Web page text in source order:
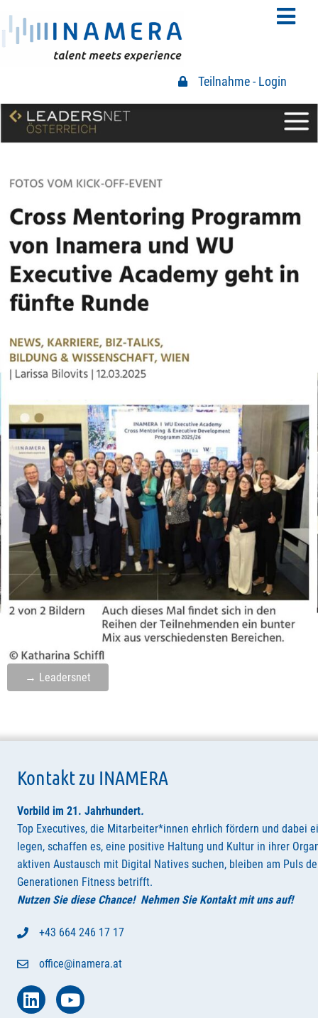
Teilnahme Login
Teilnahme - Login
→ Leadersnet
Kontakt zu INAMERA
Vorbild im 21. Jahrhundert.
Top Executives, die Mitarbeiter*innen ehrlich fördern und dabei
legen, schaffen es, eine positive Haltung und Kultur in ihrer
aktiven Austausch mit Digital Natives suchen, bleiben am Puls
Generationen Fitness betrifft.
Nutzen Sie diese Chance! Nehmen Sie Kontakt mit uns auf!
+43 664 246 17 17
office@inamera.at